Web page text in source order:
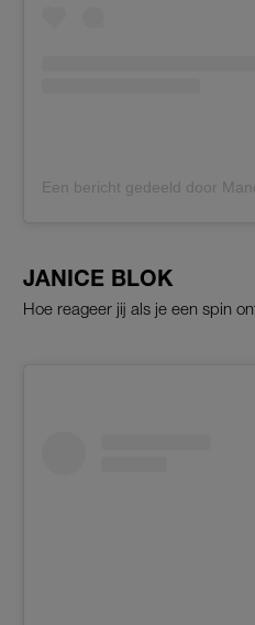
JANICE BLOK
Hoe reageer jij als je een spin